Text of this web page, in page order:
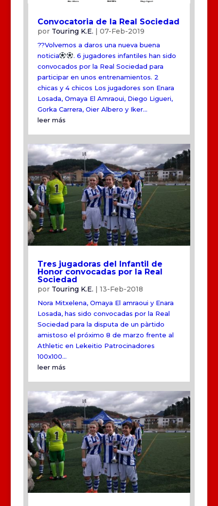
Convocatoria de la Real Sociedad
por Touring K.E. | 07-Feb-2019
??Volvemos a daros una nueva buena
noticia
. 6 jugadores infantiles han sido
convocados por la Real Sociedad para
participar en unos entrenamientos. 2
chicas y 4 chicos Los jugadores son Enara
Losada, Omaya El Amraoui, Diego Ligueri,
Gorka Carrera, Oier Albero y Iker...
leer más
Tres jugadoras del Infantil de
Honor convocadas por la Real
Sociedad
por Touring K.E. | 13-Feb-2018
Nora Mitxelena, Omaya El amraoui y Enara
Losada, has sido convocadas por la Real
Sociedad para la disputa de un pàrtido
amistoso el próximo 8 de marzo frente al
Athletic en Lekeitio Patrocinadores
100x100...
leer más